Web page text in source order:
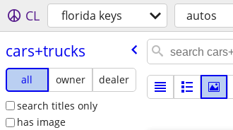
CL florida keys autos
cars+trucks
all owner
dealer
search titles only
has image